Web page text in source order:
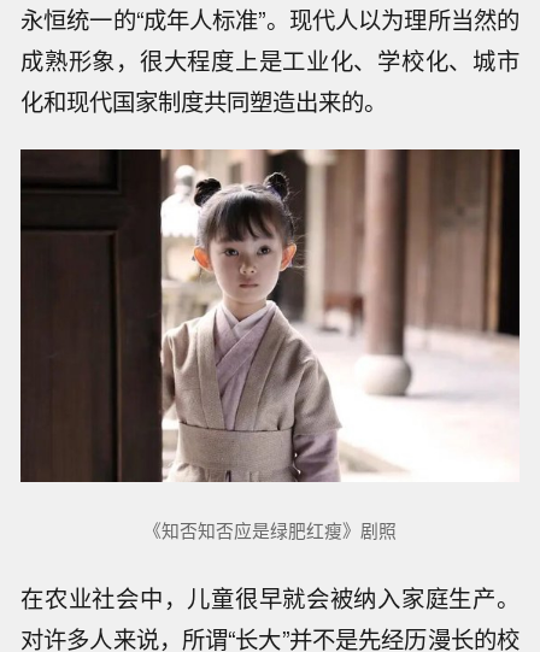
永恒统一的“成年人标准”。现代人以为理所当然的
成熟形象，很大程度上是工业化、学校化、城市
化和现代国家制度共同塑造出来的。
《知否知否应是绿肥红瘦》剧照
在农业社会中，儿童很早就会被纳入家庭生产。
对许多人来说，所谓“长大”并不是先经历漫长的校